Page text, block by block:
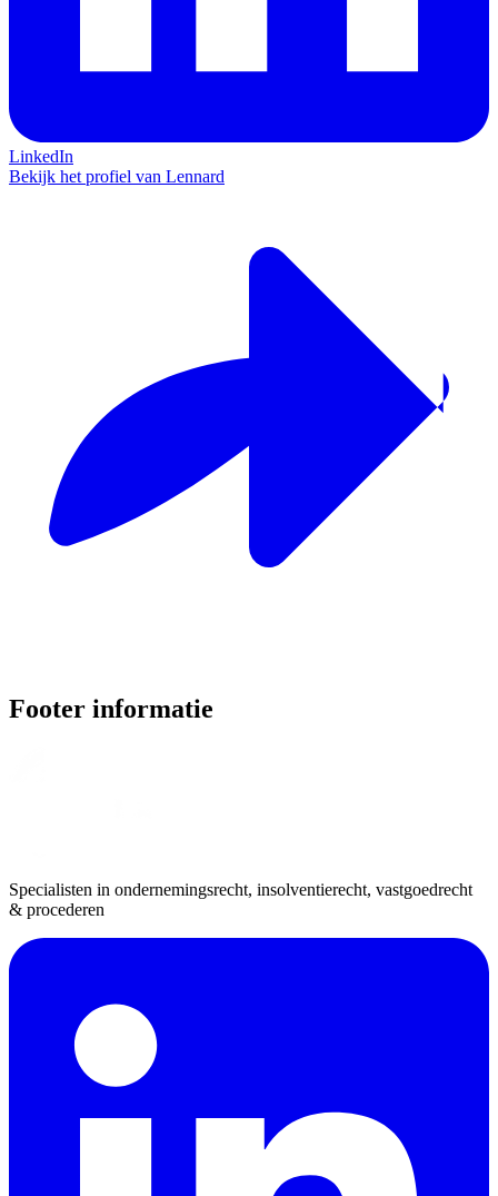
LinkedIn
Bekijk het profiel van Lennard
Footer informatie
Specialisten in ondernemingsrecht, insolventierecht, vastgoedrecht
& procederen